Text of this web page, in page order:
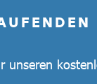
unseren